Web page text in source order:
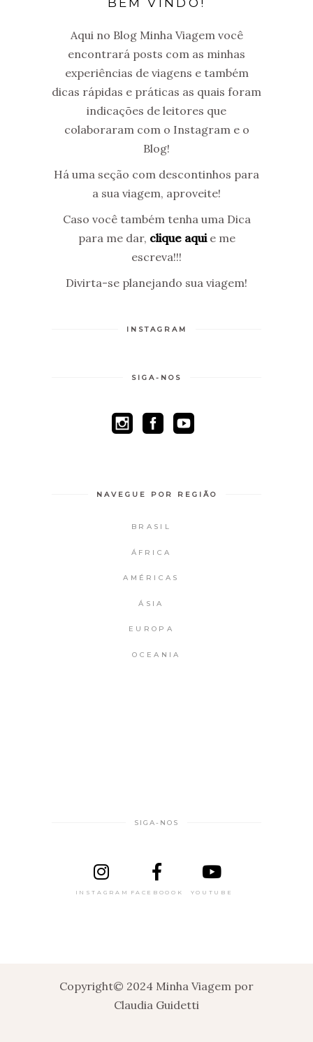
Aqui no Blog Minha Viagem você
encontrará posts com as minhas
experiências de viagens e também
dicas rápidas e práticas as quais foram
indicações de leitores que
colaboraram com o Instagram e o
Blog!
Há uma seção com descontinhos para
a sua viagem, aproveite!
Caso você também tenha uma Dica
para me dar, clique aquie me
escreva!!!
Divirta-se planejando sua viagem!
INSTAGRAM
SIGA-NOS
NAVEGUE POR REGIÃO
BRASIL
ÁFRICA
AMÉRICAS
ÁSIA
EUROPA
OCEANIA
SIGA-NOS
INSTAGRAM FACEBOOOK YOUTUBE
Copyright© 2024 Minha Viagem por
Claudia Guidetti